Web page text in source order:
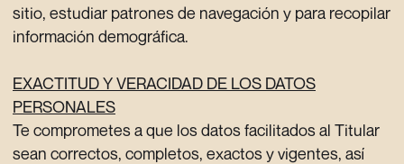
sitio, estudiar patrones de navegación y para recopilar
información demográfica.
EXACTITUD Y VERACIDAD DE LOS DATOS
PERSONALES
Te comprometes a que los datos facilitados al Titular
sean correctos, completos, exactos y vigentes, así